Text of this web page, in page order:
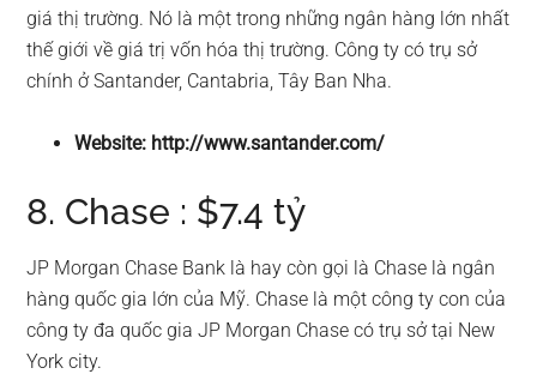
giá thị trường. Nó là một trong những ngân hàng lớn nhất
thế giới về giá trị vốn hóa thị trường. Công ty có trụ sở
chính ở Santander, Cantabria, Tây Ban Nha.
Website: http://www.santander.com/
8. Chase : $7.4 tỷ
JP Morgan Chase Bank là hay còn gọi là Chase là ngân
hàng quốc gia lớn của Mỹ. Chase là một công ty con của
công ty đa quốc gia JP Morgan Chase có trụ sở tại New
York city.